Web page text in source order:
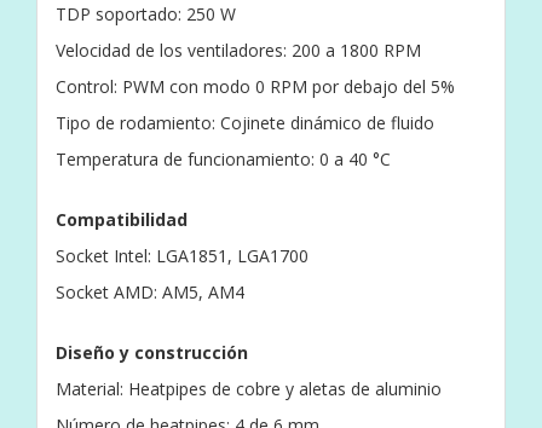
TDP soportado: 250 W
Velocidad de los ventiladores: 200 a 1800 RPM
Control: PWM con modo 0 RPM por debajo del 5%
Tipo de rodamiento: Cojinete dinámico de fluido
Temperatura de funcionamiento: 0 a 40 °C
Compatibilidad
Socket Intel: LGA1851, LGA1700
Socket AMD: AM5, AM4
Diseño y construcción
Material: Heatpipes de cobre y aletas de aluminio